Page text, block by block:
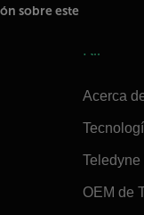
sobre este
Flir
Acerca
OEM de